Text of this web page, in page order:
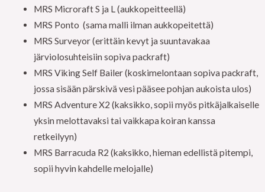
MRS Microraft S ja L (aukkopeitteellä)
MRS Ponto (sama malli ilman aukkopeitettä)
MRS Surveyor (erittäin kevyt ja suuntavakaa
järviolosuhteisiin sopiva packraft)
MRS Viking Self Bailer (koskimelontaan sopiva packraft,
jossa sisään pärskivä vesi pääsee pohjan aukoista ulos)
MRS Adventure X2 (kaksikko, sopii myös pitkäjalkaiselle
yksin melottavaksi tai vaikkapa koiran kanssa
retkeilyyn)
MRS Barracuda R2 (kaksikko, hieman edellistä pitempi,
sopii hyvin kahdelle melojalle)